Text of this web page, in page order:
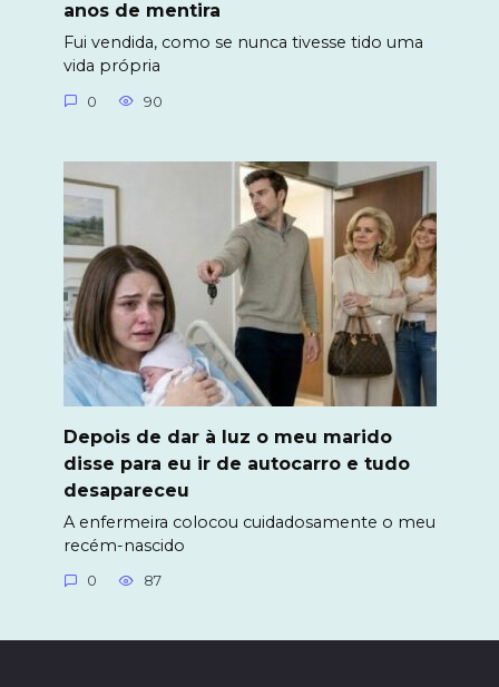
anos de mentira
Fui vendida, como se nunca tivesse tido uma
vida própria
0 90
Depois de dar à luz o meu marido
disse para eu ir de autocarro e tudo
desapareceu
A enfermeira colocou cuidadosamente o meu
recém-nascido
0 87